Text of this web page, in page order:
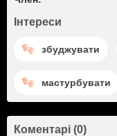
Інтереси
збуджувати
мастурбувати
Коментарі (0)